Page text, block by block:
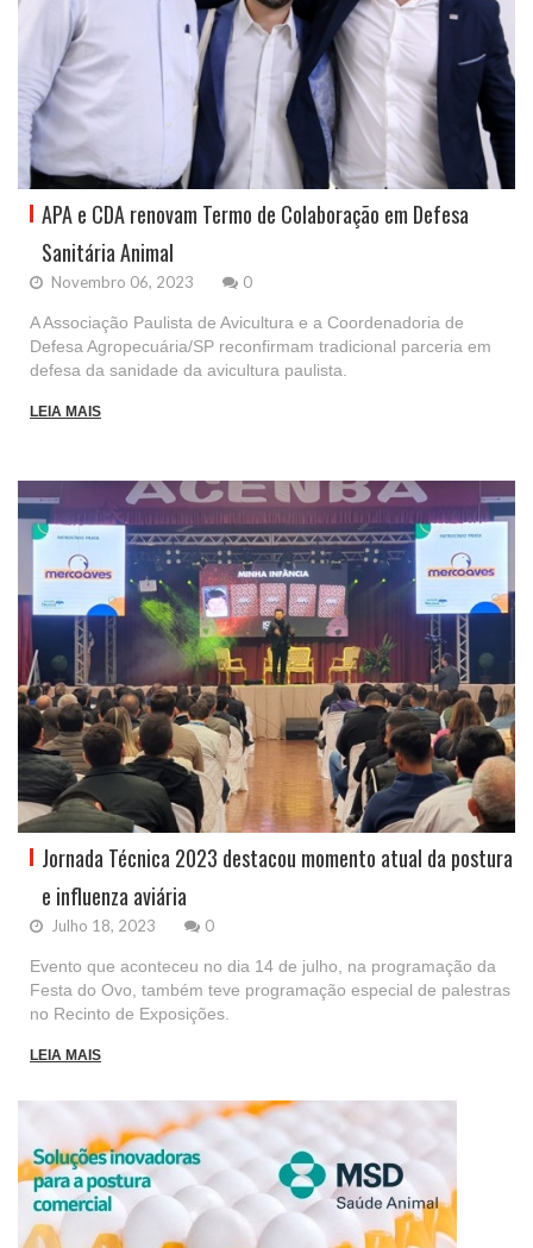
APA e CDA renovam Termo de Colaboração em Defesa
Sanitária Animal
Novembro 06, 2023 0
A Associação Paulista de Avicultura e a Coordenadoria de
Defesa Agropecuária/SP reconfirmam tradicional parceria em
defesa da sanidade da avicultura paulista.
LEIA MAIS
Jornada Técnica 2023 destacou momento atual da postura
e influenza aviária
Julho 18, 2023 0
Evento que aconteceu no dia 14 de julho, na programação da
Festa do Ovo, também teve programação especial de palestras
no Recinto de Exposições.
LEIA MAIS